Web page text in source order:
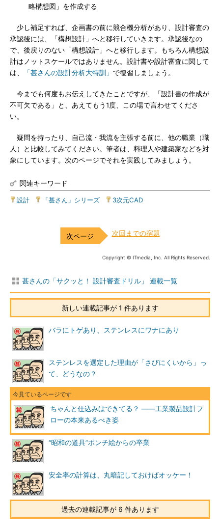
略構想図」を作成する
少し補足すれば、企画書の前に競合機分析があり、設計審査の
承認後には、「構想設計」へと移行していきます。承認後なの
で、後戻りのない「構想設計」へと移行します。もちろん構想設
計はノットスケールではありません。設計書や設計審査に関して
は、
「甚さんの設計分析大特訓」 で復習しましょう。
今までも何度もお伝えしてきたことですが、「設計書の作成が
不可欠である」と、あえてもう1度、この場で言わせてくださ
い。
疑問を持ったり、自己流・我流を主張する前に、他の職業（職
人）と比較してみてください。筆者は、料理人や建築家などを対
象にしています。次のページでそれを実践してみましょう。
関連キーワード
設計 「甚さん」シリーズ 3次元CAD
次回までの宿題
Copyright © ITmedia, Inc. All Rights Reserved.
甚さんの「サクッと！ 設計審査ドリル」 連載一覧
新しい連載記事が 1 件あります
バラにトゲあり、ステンレスにワナにあり
ステンレスを選定した理由が「さびにくいから」っ
て、どうなの？
ちゃんと仕込みはできてる？ ――工業製品設計フ
ローの本来あるべき姿
“昭和の道具”ポンチ絵からの卒業
安全率の計算は、丸暗記しておけばオッケー！
過去の連載記事が 6 件あります